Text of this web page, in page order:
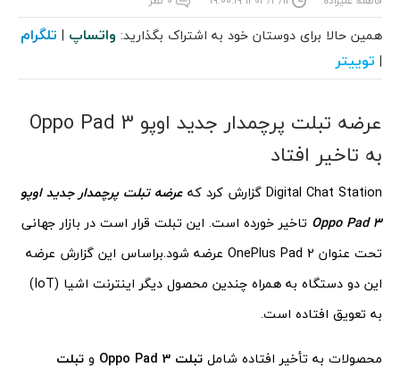
همین حالا برای دوستان خود به اشتراک بگذارید: واتساپ | تلگرام
| توییتر
عرضه تبلت پرچمدار جدید اوپو Oppo Pad 3
به تاخیر افتاد
Digital Chat Station گزارش کرد که
عرضه تبلت پرچمدار جدید اوپو
Oppo Pad 3 تاخیر خورده است. این تبلت قرار است در بازار جهانی
تحت عنوان OnePlus Pad 2 عرضه شود.
براساس این گزارش عرضه
این دو دستگاه به همراه چندین محصول دیگر اینترنت اشیا (IoT)
به تعویق افتاده است.
محصولات به تأخیر افتاده شامل تبلت Oppo Pad 3 و تبلت